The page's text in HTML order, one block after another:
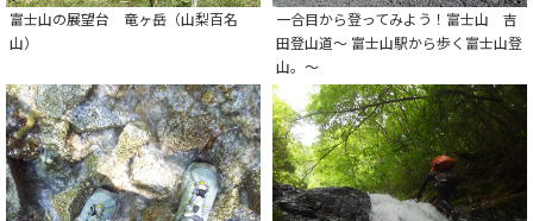
富士山の展望台 竜ヶ岳（山梨百名
山）
一合目から登ってみよう！富士山 吉
田登山道～ 富士山駅から歩く富士山登
山。～